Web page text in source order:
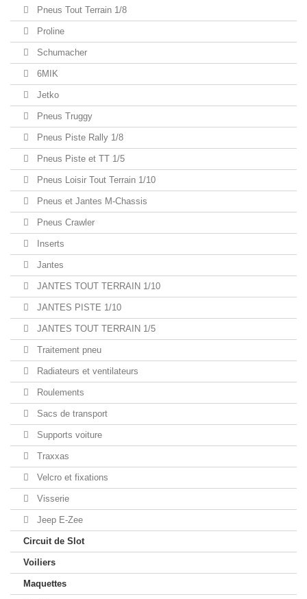
Pneus Tout Terrain 1/8
Proline
Schumacher
6MIK
Jetko
Pneus Truggy
Pneus Piste Rally 1/8
Pneus Piste et TT 1/5
Pneus Loisir Tout Terrain 1/10
Pneus et Jantes M-Chassis
Pneus Crawler
Inserts
Jantes
JANTES TOUT TERRAIN 1/10
JANTES PISTE 1/10
JANTES TOUT TERRAIN 1/5
Traitement pneu
Radiateurs et ventilateurs
Roulements
Sacs de transport
Supports voiture
Traxxas
Velcro et fixations
Visserie
Jeep E-Zee
Circuit de Slot
Voiliers
Maquettes